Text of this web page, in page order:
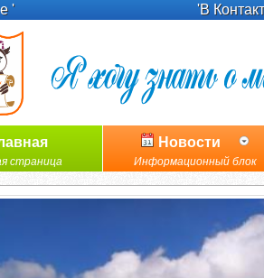
' 'В
страница
Новости
Информационный блок